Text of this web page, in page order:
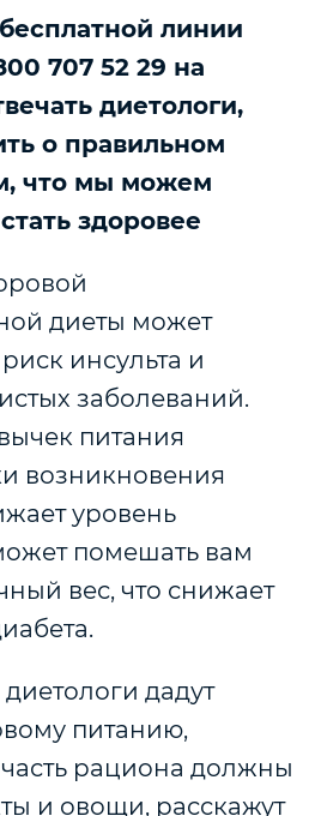
линии
707 52 29 на
диетологи,
о правильном
что мы можем
здоровее
диеты может
инсульта и
заболеваний.
питания
возникновения
уровень
помешать вам
вес, что снижает
дадут
питанию,
часть рациона должны
и овощи, расскажут